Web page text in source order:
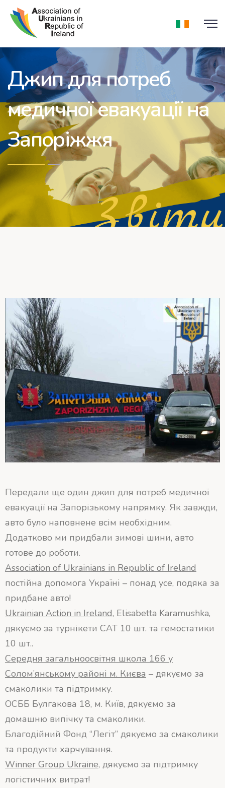
Джип для потреб
медичної евакуації на
Запоріжжя
Звіти
Передали ще один джип для потреб медичної
евакуації на Запорізькому напрямку. Як завжди,
авто було наповнене всім необхідним.
Додатково ми придбали зимові шини, авто
готове до роботи.
Association of Ukrainians in Republic of Ireland
постійна допомога Україні – понад усе, подяка за
придбане авто!
Ukrainian Action in Ireland, Elisabetta Karamushka,
дякуємо за турнікети CAT 10 шт. та гемостатики
10 шт..
Середня загальноосвітня школа 166 у
Солом’янському районі м. Києва – дякуємо за
смаколики та підтримку.
ОСББ Булгакова 18, м. Київ, дякуємо за
домашню випічку та смаколики.
Благодійний Фонд “Легіт” дякуємо за смаколики
та продукти харчування.
Winner Group Ukraine, дякуємо за підтримку
логістичних витрат!